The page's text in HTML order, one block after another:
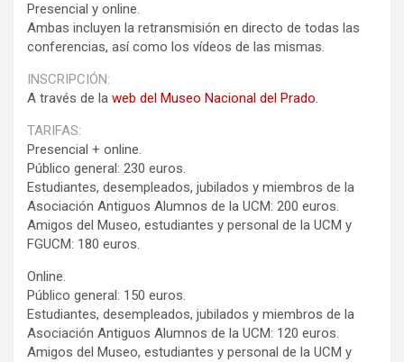
Presencial y online.
Ambas incluyen la retransmisión en directo de todas las
conferencias, así como los vídeos de las mismas.
INSCRIPCIÓN:
A través de la web del Museo Nacional del Prado.
TARIFAS:
Presencial + online.
Público general: 230 euros.
Estudiantes, desempleados, jubilados y miembros de la
Asociación Antiguos Alumnos de la UCM: 200 euros.
Amigos del Museo, estudiantes y personal de la UCM y
FGUCM: 180 euros.
Online.
Público general: 150 euros.
Estudiantes, desempleados, jubilados y miembros de la
Asociación Antiguos Alumnos de la UCM: 120 euros.
Amigos del Museo, estudiantes y personal de la UCM y